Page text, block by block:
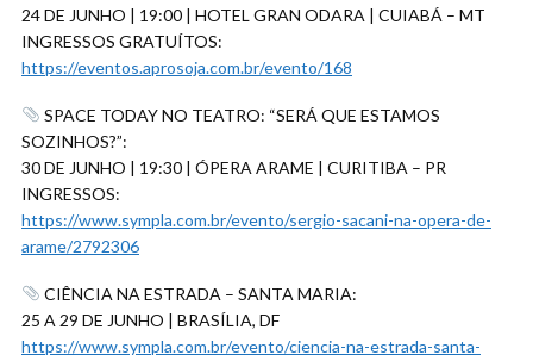
24 DE JUNHO | 19:00 | HOTEL GRAN ODARA | CUIABÁ – MT
INGRESSOS GRATUÍTOS:
https://eventos.aprosoja.com.br/evento/168
SPACE TODAY NO TEATRO: “SERÁ QUE ESTAMOS
SOZINHOS?”:
30 DE JUNHO | 19:30 | ÓPERA ARAME | CURITIBA – PR
INGRESSOS:
https://www.sympla.com.br/evento/sergio-sacani-na-opera-de-
arame/2792306
CIÊNCIA NA ESTRADA – SANTA MARIA:
25 A 29 DE JUNHO | BRASÍLIA, DF
https://www.sympla.com.br/evento/ciencia-na-estrada-santa-